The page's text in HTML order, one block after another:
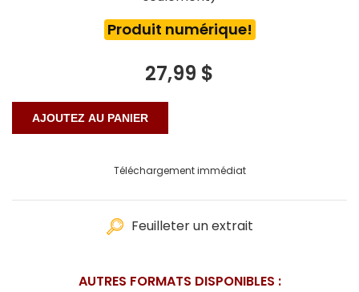
Produit numérique!
27,99 $
Téléchargement immédiat
Feuilleter un extrait
AUTRES FORMATS DISPONIBLES :